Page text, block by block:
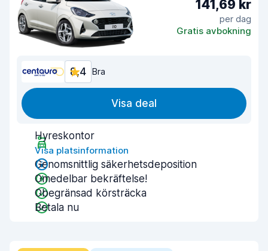
141,69 kr
per dag
Gratis avbokning
8,4 Bra
Visa deal
Hyreskontor
Visa platsinformation
Genomsnittlig säkerhetsdeposition
Omedelbar bekräftelse!
Obegränsad körsträcka
Betala nu